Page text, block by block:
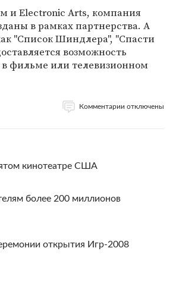
и Electronic Arts, компания
в рамках партнерства. А
"Список Шиндлера", "Спасти
возможность
фильме или телевизионном
Комментарии отключены
кинотеатре США
более 200 миллионов
открытия Игр-2008